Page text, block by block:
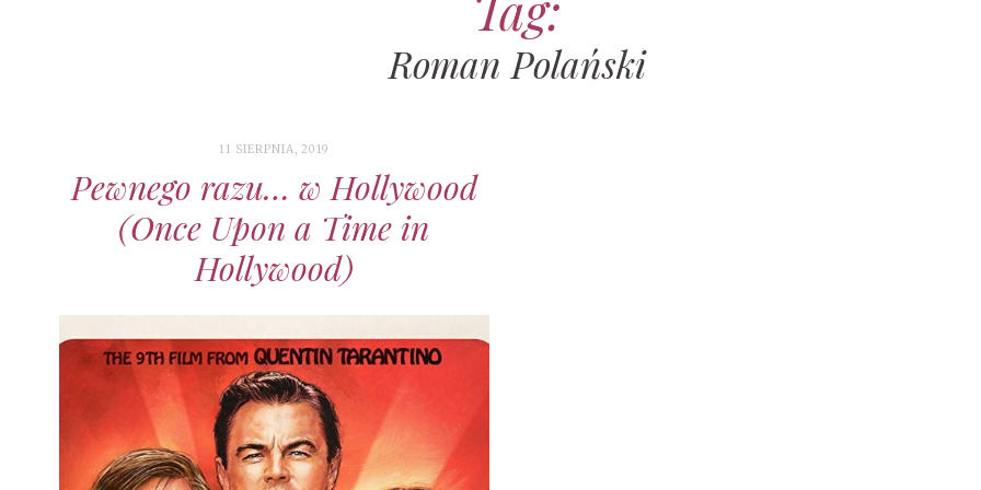
Roman Polański
11 SIERPNIA, 2019
Pewnego razu… w Hollywood
(Once Upon a Time in
Hollywood)